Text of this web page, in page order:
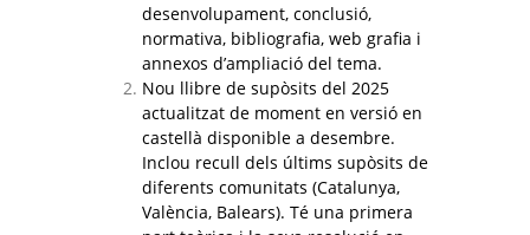
desenvolupament, conclusió,
normativa, bibliografia, web grafia i
annexos d’ampliació del tema.
Nou llibre de supòsits del 2025
actualitzat de moment en versió en
castellà disponible a desembre.
Inclou recull dels últims supòsits de
diferents comunitats (Catalunya,
València, Balears). Té una primera